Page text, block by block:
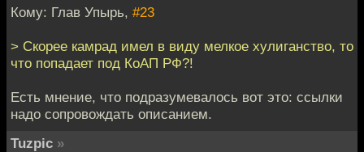
Кому: Глав Упырь, #23
> Скорее камрад имел в виду мелкое хулиганство, то
что попадает под КоАП РФ?!
Есть мнение, что подразумевалось вот это: ссылки
надо сопровождать описанием.
Tuzpic »